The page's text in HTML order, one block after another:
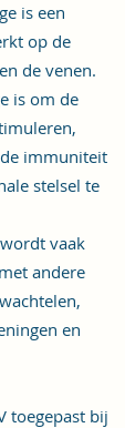
is een
op de
de venen.
is om de
immuniteit
stelsel te
vaak
andere
en
toegepast bij